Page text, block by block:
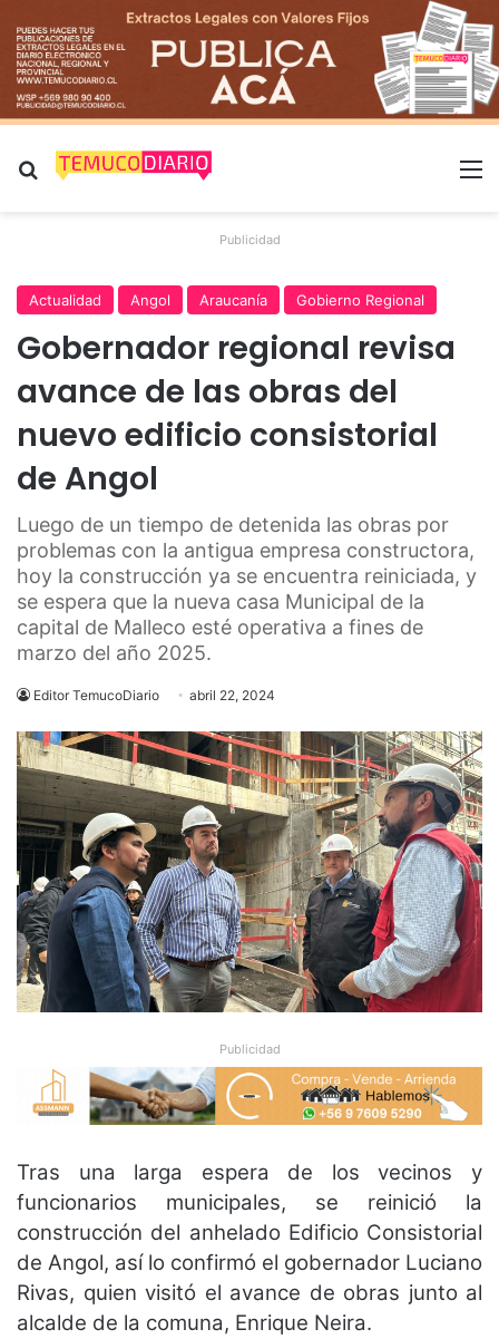
Buscar por
Publicidad
Actualidad Angol Araucanía Gobierno Regional
Gobernador regional revisa
avance de las obras del
nuevo edificio consistorial
de Angol
Luego de un tiempo de detenida las obras por
problemas con la antigua empresa constructora,
hoy la construcción ya se encuentra reiniciada, y
se espera que la nueva casa Municipal de la
capital de Malleco esté operativa a fines de
marzo del año 2025.
Editor TemucoDiario abril 22, 2024
Publicidad
Tras una larga espera de los vecinos y
funcionarios municipales, se reinició la
construcción del anhelado Edificio Consistorial
de Angol, así lo confirmó el gobernador Luciano
Rivas, quien visitó el avance de obras junto al
alcalde de la comuna, Enrique Neira.